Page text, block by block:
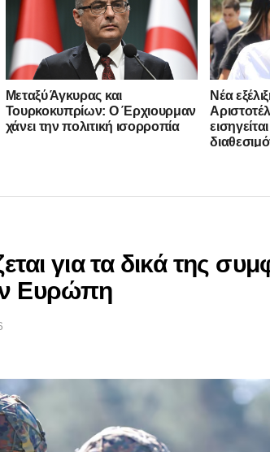
Μεταξύ Άγκυρας και
Τουρκοκυπρίων: Ο Έρχιουρμαν
χάνει την πολιτική ισορροπία
Νέα
για τα δικά της
Ευρώπη